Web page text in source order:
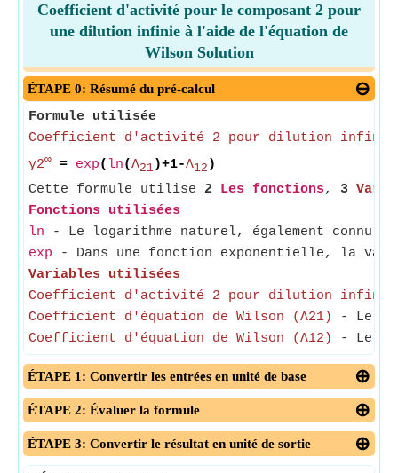
Coefficient d'activité pour le composant 2 pour
une dilution infinie à l'aide de l'équation de
Wilson Solution
ÉTAPE 0: Résumé du pré-calcul
Formule utilisée
Coefficient d'activité 2 pour dilution infinie
γ2∞ = exp( ln(Λ21 )+1-Λ12 )
Cette formule utilise 2 Les fonctions, 3
Fonctions utilisées
ln - Le logarithme naturel, également connu
exp - Dans une fonction exponentielle, la
Variables utilisées
Coefficient d'activité 2 pour dilution infinie
Coefficient d'équation de Wilson (Λ21)
- Le
Coefficient d'équation de Wilson (Λ12)
- Le
ÉTAPE 1: Convertir les entrées en unité de base
ÉTAPE 2: Évaluer la formule
ÉTAPE 3: Convertir le résultat en unité de sortie